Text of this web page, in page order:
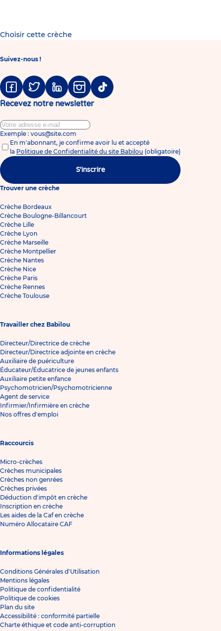
Choisir cette crèche
Suivez-nous !
FacebookTwitter LinkedinInstagramTiktok
Recevez notre newsletter
Exemple : vous@site.com
En m'abonnant, je confirme avoir lu et accepté
la Politique de Confidentialité du site Babilou (obligatoire)
S'inscrire
Trouver une crèche
Crèche Bordeaux
Crèche Boulogne-Billancourt
Crèche Lille
Crèche Lyon
Crèche Marseille
Crèche Montpellier
Crèche Nantes
Crèche Nice
Crèche Paris
Crèche Rennes
Crèche Toulouse
Travailler chez Babilou
Directeur/Directrice de crèche
Directeur/Directrice adjointe en crèche
Auxiliaire de puériculture
Éducateur/Éducatrice de jeunes enfants
Auxiliaire petite enfance
Psychomotricien/Psychomotricienne
Agent de service
Infirmier/Infirmière en crèche
Nos offres d'emploi
Raccourcis
Micro-crèches
Crèches municipales
Crèches non genrées
Crèches privées
Déduction d'impôt en crèche
Inscription en crèche
Les aides de la Caf en crèche
Numéro Allocataire CAF
Informations légales
Conditions Générales d'Utilisation
Mentions légales
Politique de confidentialité
Politique de cookies
Plan du site
Accessibilité : conformité partielle
Charte éthique et code anti-corruption